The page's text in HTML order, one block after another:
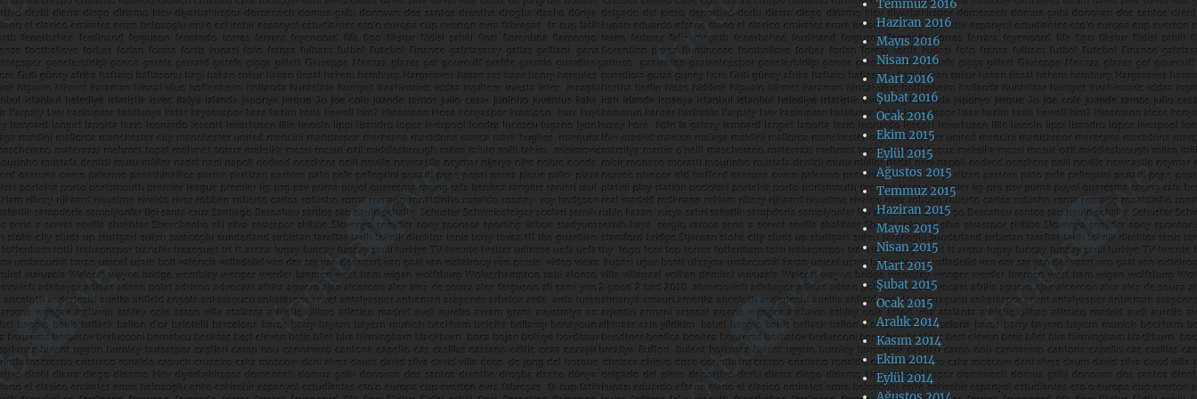
Temmuz 2016
Haziran 2016
Mayıs 2016
Nisan 2016
Mart 2016
Şubat 2016
Ocak 2016
Ekim 2015
Eylül 2015
Ağustos 2015
Temmuz 2015
Haziran 2015
Mayıs 2015
Nisan 2015
Mart 2015
Şubat 2015
Ocak 2015
Aralık 2014
Kasım 2014
Ekim 2014
Eylül 2014